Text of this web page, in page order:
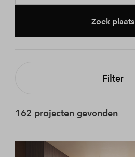
Zoek plaats
Filter
162 projecten gevonden